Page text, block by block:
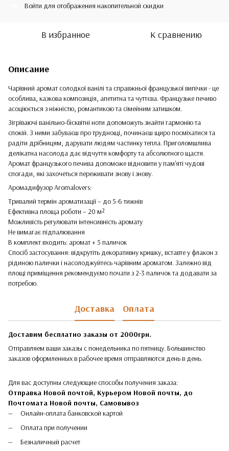
Войти для отображения накопительной скидки
В избранное К сравнению
Описание
Чарівний аромат солодкої ванілі та справжньої французької випічки - це
особлива, казкова композиція, апетитна та чуттєва. Французьке печиво
асоціюється з ніжністю, романтикою та сімейним затишком.
Зігріваючі ванільно-бісквітні ноти допоможуть знайти гармонію та
спокій. З ними забуваєш про труднощі, починаєш щиро посміхатися та
радіти дрібницям, дарувати людям частинку тепла. Приголомшлива
делікатна насолода дає відчуття комфорту та абсолютного щастя.
Аромат французького печива допоможе відновити у пам'яті чудові
спогади, які захочеться переживати знову і знову.
Аромадифузор Aromalovers:
Тривалий термін ароматизації – до 5-6 тижнів
Ефективна площа роботи – 20 м²
Можливість регулювати інтенсивність аромату
Не вимагає підпалювання
В комплект входить: аромат + 5 паличок
Спосіб застосування: відкрутіть декоративну кришку, вставте у флакон з
рідиною палички і насолоджуйтесь чарівним ароматом. Залежно від
площі приміщення рекомендуємо почати з 2-3 паличок та додавати за
потребою.
Доставка Оплата
Доставим бесплатно заказы от 2000грн.
Отправляем ваши заказы с понедельника по пятницу. Большинство
заказов оформленных в рабочее время отправляются день в день.
Для вас доступны следующие способы получения заказа:
Отправка Новой почтой, Курьером Новой почты, до
Почтомата Новой почты, Самовывоз
Онлайн-оплата банковской картой
Оплата при получении
Безналичный расчет